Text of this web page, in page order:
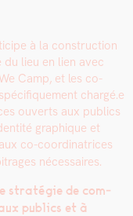
à la con­struc­tion
lieu en lien avec
Camp, et les co-
chargé.e
ouverts aux publics
graphique et
co-coor­di­na­tri­ces
néces­saires.
stratégie de com­
publics et à